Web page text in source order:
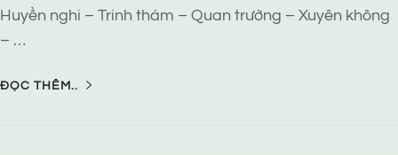
Huyền nghi – Trinh thám – Quan trường – Xuyên không
– …
ĐỌC THÊM..